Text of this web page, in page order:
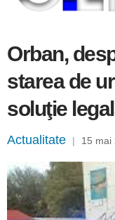
Orban,
starea de
soluţie
Actualitate | 15 mai